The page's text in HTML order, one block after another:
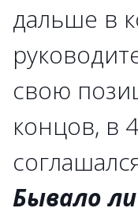
дальше в
свою
концов, в
Бывало